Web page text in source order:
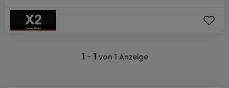
1 - 1 von 1 Anzeige